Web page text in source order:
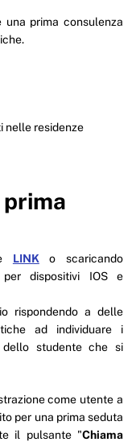
prima consulenza
nelle residenze
prima
LINK o scaricando
per dispositivi IOS e
rispondendo a delle
ad individuare i
studente che si
come utente a
per una prima seduta
il pulsante "Chiama